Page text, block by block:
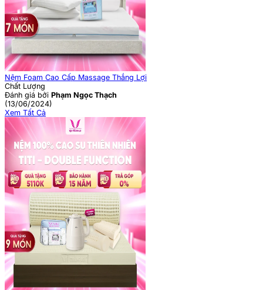
Nệm Foam Cao Cấp Massage Thắng Lợi
Chất Lượng
Đánh giá bởi Phạm Ngọc Thạch
(13/06/2024)
Xem Tất Cả